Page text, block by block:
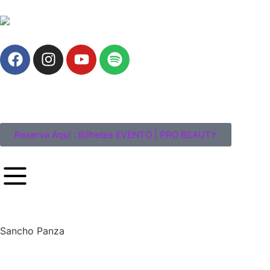
Reserva Aqui : Bilhetes EVENTO | PRO BEAUTY
Sancho Panza